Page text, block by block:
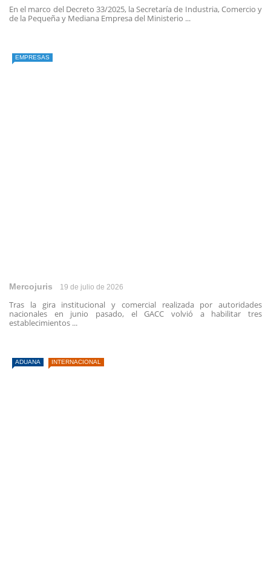
En el marco del Decreto 33/2025, la Secretaría de Industria, Comercio y
de la Pequeña y Mediana Empresa del Ministerio ...
EMPRESAS
Mercojuris 19 de julio de 2026
Tras la gira institucional y comercial realizada por autoridades
nacionales en junio pasado, el GACC volvió a habilitar tres
establecimientos ...
ADUANA INTERNACIONAL